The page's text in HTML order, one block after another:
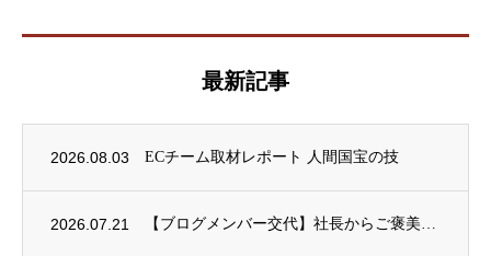
最新記事
2026.08.03 ECチーム取材レポート 人間国宝の技
2026.07.21 【ブログメンバー交代】社長からご褒美ごはんをいただきました！